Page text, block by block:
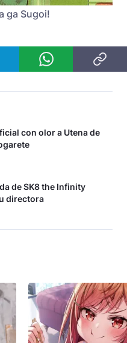
ga Sugoi!
con olor a Utena de
de SK8 the Infinity
directora